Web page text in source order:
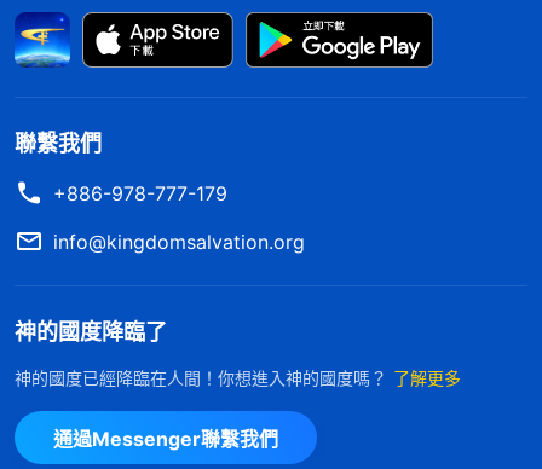
抵擋主，就像主要求我們做虚心、謙卑的人，可我們
與同工商量教會工作時，總是唯我獨尊，想讓同工接
求我們做誠實人，可我們常常為了維護自己的利益、
們與世界分别為聖，可很多弟兄姊妹却貪戀世界，追
隨世界潮流，遠離主、背叛主；等等。神是聖潔的，
神的國度裏不允許有污穢存留，但我們到現在仍活在
罪中，還被各種撒但敗壞性情支配、捆綁，没有得着
我們徹底擺脱罪的捆綁，成為被神潔净、得着的人。
聯繫我們
+886-978-777-179
info@kingdomsalvation.org
神的國度降臨了
神的國度已經降臨在人間！你想進入神的國度嗎？ 了解更多
通過Messenger聯繫我們